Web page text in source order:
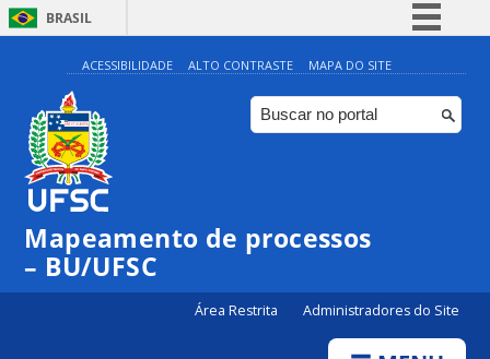
BRASIL
Simplifique!
Comunica BR
Participe
Canais
ACESSIBILIDADE ALTO CONTRASTE MAPA DO SITE
Mapeamento de processos
– BU/UFSC
Área Restrita Administradores do Site